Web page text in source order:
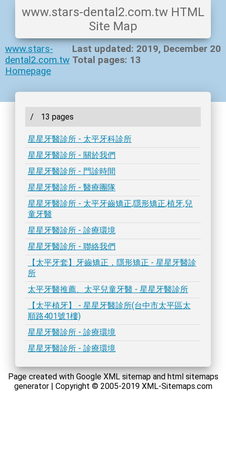
www.stars-dental2.com.tw HTML
Site Map
Last updated: 2019, December 20
Total pages: 13
www.stars-
dental2.com.tw
Homepage
/ 13 pages
星星牙醫診所 - 太平牙科診所
星星牙醫診所 - 關於我們
星星牙醫診所 - 門診時間
星星牙醫診所 - 醫療團隊
星星牙醫診所 - 太平牙齒矯正,隱形矯正,植牙,兒
童牙醫
星星牙醫診所 - 診療環境
星星牙醫診所 - 聯絡我們
【太平牙套】牙齒矯正，隱形矯正 - 星星牙醫診
所
太平牙醫推薦、太平兒童牙醫 - 星星牙醫診所
【太平植牙】 - 星星牙醫診所(台中市太平區太
順路401號1樓)
星星牙醫診所 - 診療環境
星星牙醫診所 - 診療環境
Page created with Google XML sitemap and html sitemaps
generator | Copyright © 2005-2019 XML-Sitemaps.com